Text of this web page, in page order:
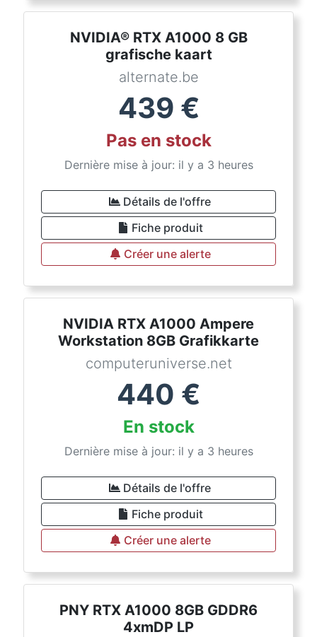
NVIDIA® RTX A1000 8 GB
grafische kaart
alternate.be
439 €
Pas en stock
Dernière mise à jour: il y a 3 heures
Détails de l'offre
Fiche produit
Créer une alerte
NVIDIA RTX A1000 Ampere
Workstation 8GB Grafikkarte
computeruniverse.net
440 €
En stock
Dernière mise à jour: il y a 3 heures
Détails de l'offre
Fiche produit
Créer une alerte
PNY RTX A1000 8GB GDDR6
4xmDP LP